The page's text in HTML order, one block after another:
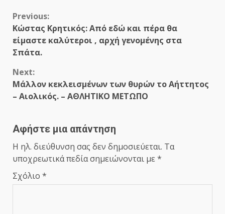
Continue
Reading
Previous:
Κώστας Κρητικός: Από εδώ και πέρα θα
είμαστε καλύτεροι , αρχή γενομένης στα
Σπάτα.
Next:
Μάλλον κεκλεισμένων των θυρών το Αήττητος
– Αιολικός. – ΑΘΛΗΤΙΚΟ ΜΕΤΩΠΟ
Αφήστε μια απάντηση
Η ηλ. διεύθυνση σας δεν δημοσιεύεται. Τα
υποχρεωτικά πεδία σημειώνονται με *
Σχόλιο *